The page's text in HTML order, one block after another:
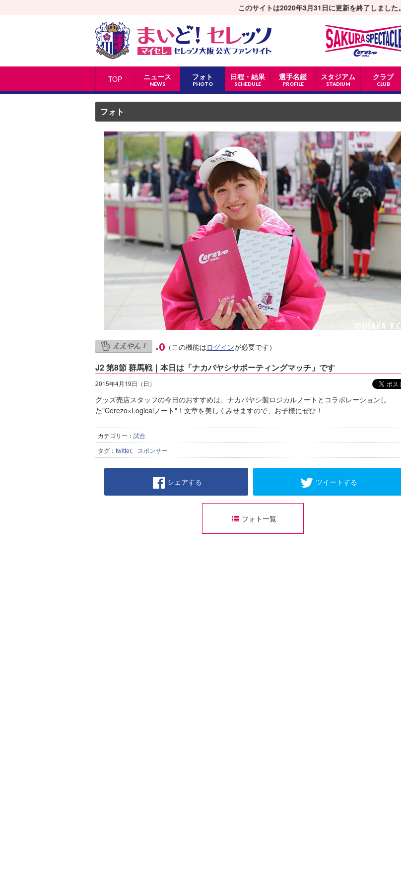
TOP ニュース
NEWS
フォト
PHOTO
日程・結果
SCHEDULE
選手名鑑
PROFILE
スタジアム
STADIUM
クラブ
CLUB
このサイトは2020年3月31日に更新を終了しました。
フォト
ええやん！ ×0 （この機能はログインが必要です）
J2 第8節 群馬戦｜本日は「ナカバヤシサポーティングマッチ」です
2015年4月19日（日）
グッズ売店スタッフの今日のおすすめは、ナカバヤシ製ロジカルノートとコラボレーションし
た"Cerezo×Logicalノート"！文章を美しくみせますので、お子様にぜひ！
カテゴリー： 試合
タグ： twitter, スポンサー
シェアする ツイートする
フォト一覧